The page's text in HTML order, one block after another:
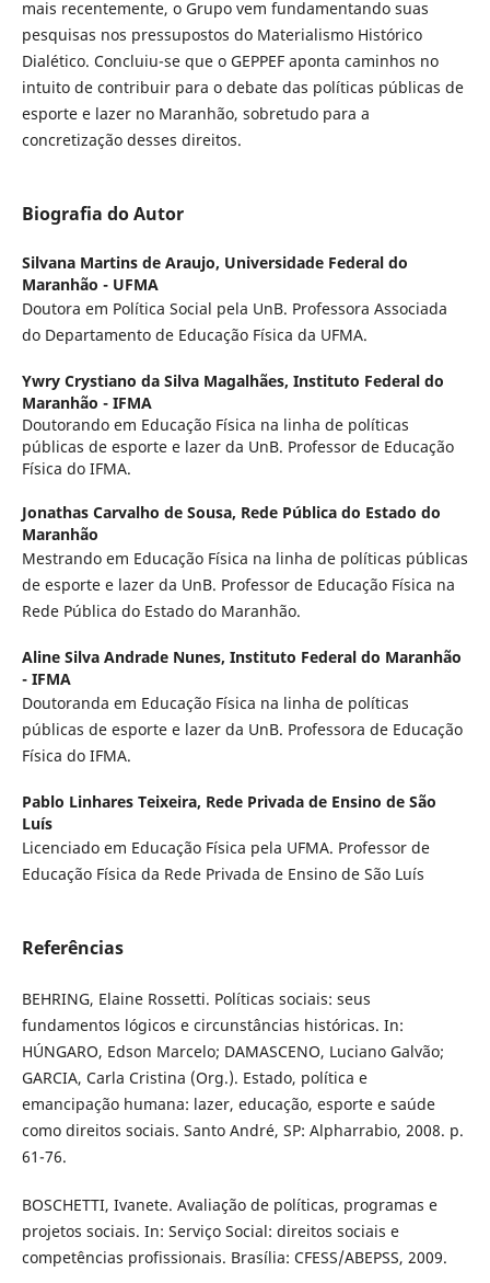
mais recentemente, o Grupo vem fundamentando suas
pesquisas nos pressupostos do Materialismo Histórico
Dialético. Concluiu-se que o GEPPEF aponta caminhos no
intuito de contribuir para o debate das políticas públicas de
esporte e lazer no Maranhão, sobretudo para a
concretização desses direitos.
Biografia do Autor
Silvana Martins de Araujo, Universidade Federal do
Maranhão - UFMA
Doutora em Política Social pela UnB. Professora Associada
do Departamento de Educação Física da UFMA.
Ywry Crystiano da Silva Magalhães, Instituto Federal do
Maranhão - IFMA
Doutorando em Educação Física na linha de políticas
públicas de esporte e lazer da UnB. Professor de Educação
Física do IFMA.
Jonathas Carvalho de Sousa, Rede Pública do Estado do
Maranhão
Mestrando em Educação Física na linha de políticas públicas
de esporte e lazer da UnB. Professor de Educação Física na
Rede Pública do Estado do Maranhão.
Aline Silva Andrade Nunes, Instituto Federal do Maranhão
- IFMA
Doutoranda em Educação Física na linha de políticas
públicas de esporte e lazer da UnB. Professora de Educação
Física do IFMA.
Pablo Linhares Teixeira, Rede Privada de Ensino de São
Luís
Licenciado em Educação Física pela UFMA. Professor de
Educação Física da Rede Privada de Ensino de São Luís
Referências
BEHRING, Elaine Rossetti. Políticas sociais: seus
fundamentos lógicos e circunstâncias históricas. In:
HÚNGARO, Edson Marcelo; DAMASCENO, Luciano Galvão;
GARCIA, Carla Cristina (Org.). Estado, política e
emancipação humana: lazer, educação, esporte e saúde
como direitos sociais. Santo André, SP: Alpharrabio, 2008. p.
61-76.
BOSCHETTI, Ivanete. Avaliação de políticas, programas e
projetos sociais. In: Serviço Social: direitos sociais e
competências profissionais. Brasília: CFESS/ABEPSS, 2009.